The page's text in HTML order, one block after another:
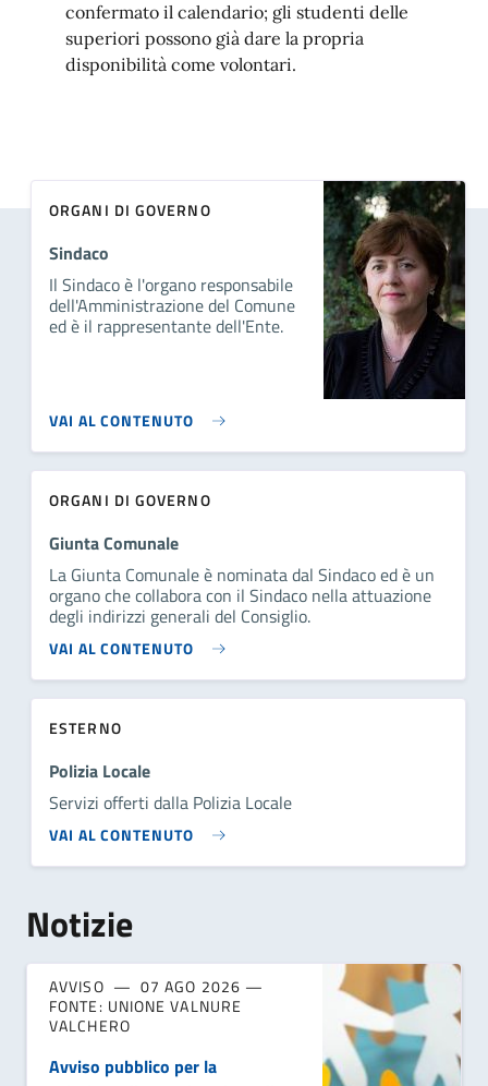
confermato il calendario; gli studenti delle
superiori possono già dare la propria
disponibilità come volontari.
ORGANI DI GOVERNO
Sindaco
Il Sindaco è l'organo responsabile
dell'Amministrazione del Comune
ed è il rappresentante dell'Ente.
VAI AL CONTENUTO
ORGANI DI GOVERNO
Giunta Comunale
La Giunta Comunale è nominata dal Sindaco ed è un
organo che collabora con il Sindaco nella attuazione
degli indirizzi generali del Consiglio.
VAI AL CONTENUTO
ESTERNO
Polizia Locale
Servizi offerti dalla Polizia Locale
VAI AL CONTENUTO
Notizie
AVVISO
07 AGO 2026
FONTE: UNIONE VALNURE
VALCHERO
Avviso pubblico per la